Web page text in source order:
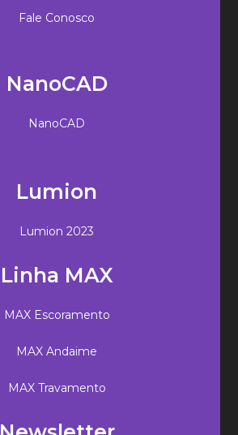
Fale Conosco
NanoCAD
NanoCAD
Lumion
Lumion 2023
Linha MAX
MAX Escoramento
MAX Andaime
MAX Travamento